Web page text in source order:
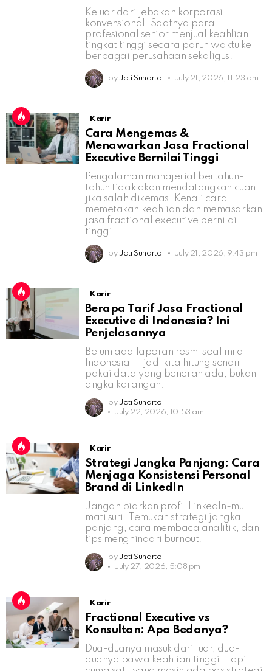
Keluar dari jebakan korporasi
konvensional. Saatnya para
profesional senior menjual keahlian
tingkat tinggi secara paruh waktu ke
berbagai perusahaan sekaligus.
by Jati Sunarto July 21, 2026, 11:23 am
Karir
Cara Mengemas &
Menawarkan Jasa Fractional
Executive Bernilai Tinggi
Pengalaman manajerial bertahun-
tahun tidak akan mendatangkan cuan
jika salah dikemas. Kenali cara
memetakan keahlian dan memasarkan
jasa fractional executive bernilai
tinggi.
by Jati Sunarto July 21, 2026, 9:43 pm
Karir
Berapa Tarif Jasa Fractional
Executive di Indonesia? Ini
Penjelasannya
Belum ada laporan resmi soal ini di
Indonesia — jadi kita hitung sendiri
pakai data yang beneran ada, bukan
angka karangan.
by Jati Sunarto
July 22, 2026, 10:53 am
Karir
Strategi Jangka Panjang: Cara
Menjaga Konsistensi Personal
Brand di LinkedIn
Jangan biarkan profil LinkedIn-mu
mati suri. Temukan strategi jangka
panjang, cara membaca analitik, dan
tips menghindari burnout.
by Jati Sunarto
July 27, 2026, 5:08 pm
Karir
Fractional Executive vs
Konsultan: Apa Bedanya?
Dua-duanya masuk dari luar, dua-
duanya bawa keahlian tinggi. Tapi